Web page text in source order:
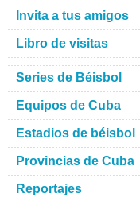
Invita a tus amigos
Libro de visitas
Series de Béisbol
Equipos de Cuba
Estadios de béisbol
Provincias de Cuba
Reportajes